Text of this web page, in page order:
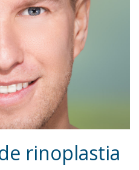
rinoplastia